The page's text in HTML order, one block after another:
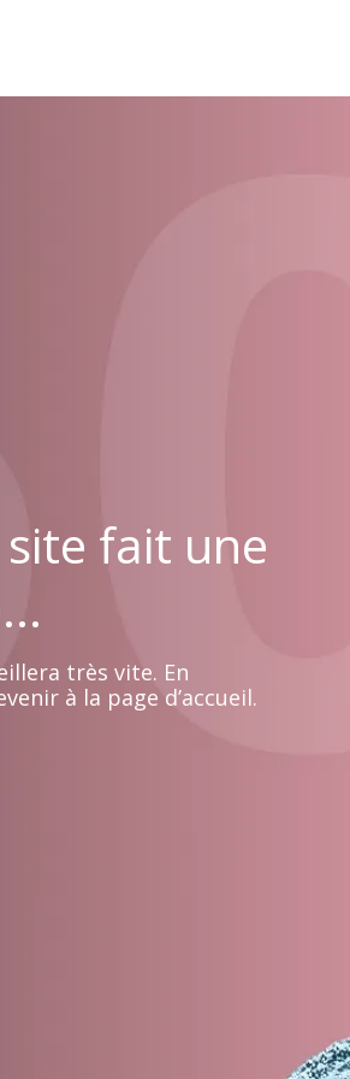
fait une
très vite. En
à la page d’accueil.